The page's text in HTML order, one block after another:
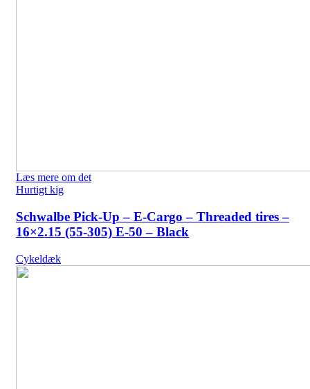
Læs mere om det
Hurtigt kig
Schwalbe Pick-Up – E-Cargo – Threaded tires –
16×2.15 (55-305) E-50 – Black
Cykeldæk